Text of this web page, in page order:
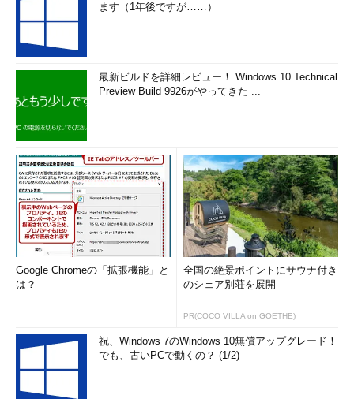
ます（1年後ですが……）
最新ビルドを詳細レビュー！ Windows 10 Technical
Preview Build 9926がやってきた ...
Google Chromeの「拡張機能」と
は？
全国の絶景ポイントにサウナ付き
のシェア別荘を展開
PR(COCO VILLA on GOETHE)
祝、Windows 7のWindows 10無償アップグレード！
でも、古いPCで動くの？ (1/2)